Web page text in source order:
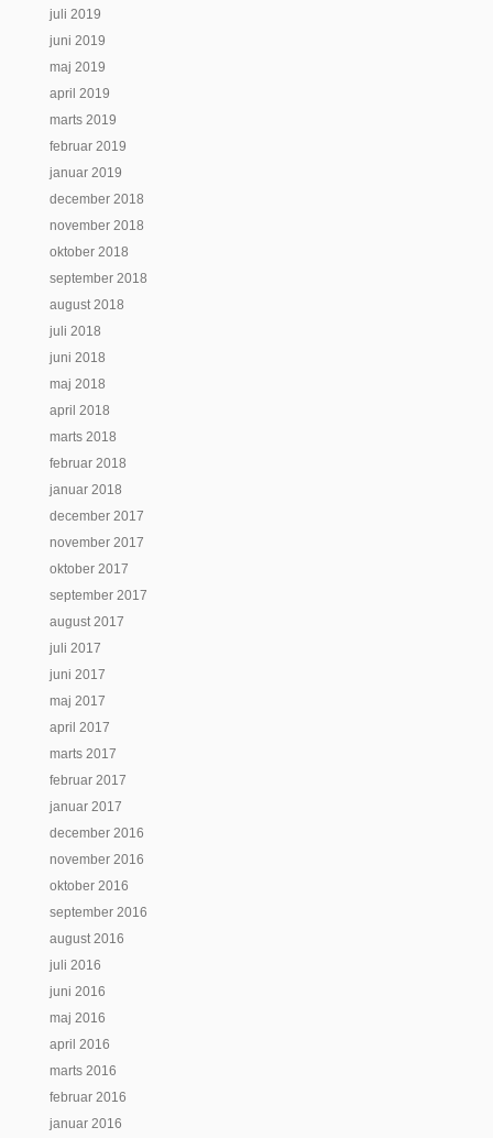
juli 2019
juni 2019
maj 2019
april 2019
marts 2019
februar 2019
januar 2019
december 2018
november 2018
oktober 2018
september 2018
august 2018
juli 2018
juni 2018
maj 2018
april 2018
marts 2018
februar 2018
januar 2018
december 2017
november 2017
oktober 2017
september 2017
august 2017
juli 2017
juni 2017
maj 2017
april 2017
marts 2017
februar 2017
januar 2017
december 2016
november 2016
oktober 2016
september 2016
august 2016
juli 2016
juni 2016
maj 2016
april 2016
marts 2016
februar 2016
januar 2016